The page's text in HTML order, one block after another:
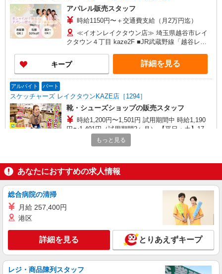
アパレル販売スタッフ
時給1150円〜＋交通費支給（月2万円迄）
≪イオンレイクタウン店≫ 埼玉県越谷市レイ
クタウン４丁目 kaze2F ■JR武蔵野線「越谷レイ
キープ 詳細を見る
アルバイト パート
スケッチャーズ レイクタウンKAZE店［1294］
靴・シューズショップの販売スタッフ
時給1,200円〜1,501円 試用期間中 時給1,190
円〜1,491円（試用期間2ヶ月） 【平日・土】17時
迄…1200円/17時〜20時…1301円/20時以降…1401
円 【日・祝日】17時迄…1320円/17時〜20時…
埼玉県越谷市レイクタウン4-2-2 イオンレイ
キープ
アルバイト パート
スケッチャーズ レイクタウンKAZE店［1294］
靴・シューズショップの販売スタッフ
時給1,200円〜1,501円 試用期間中 時給1,190
円〜1,491円（試用期間2ヶ月） 【平日・土】17時
迄…1200円/17時〜20時…1301円/20時以降…1401
円 【日・祝日】17時迄…1320円/17時〜20時…
1401円/20時以降…1501円 ※資格・経験による
埼玉県越谷市レイクタウン4-2-2 イオンレイ
クタウンKAZE1階
もっと見る
あなたにおすすめの求人情報
総合病院の清掃
月給 257,400円
港区
詳細を見る とりあえずキープ
レジ・商品陳列スタッフ